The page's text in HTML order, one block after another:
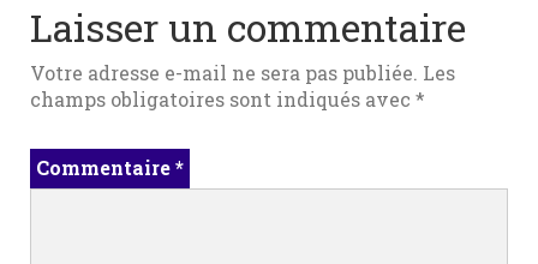
Laisser un commentaire
Votre adresse e-mail ne sera pas publiée. Les
champs obligatoires sont indiqués avec *
Commentaire*